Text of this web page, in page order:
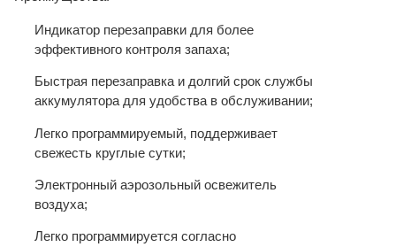
Индикатор перезаправки для более
эффективного контроля запаха;
Быстрая перезаправка и долгий срок службы
аккумулятора для удобства в обслуживании;
Легко программируемый, поддерживает
свежесть круглые сутки;
Электронный аэрозольный освежитель
воздуха;
Легко программируется согласно